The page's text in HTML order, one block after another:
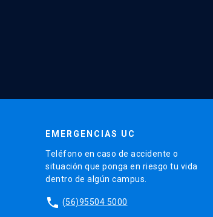
EMERGENCIAS UC
Teléfono en caso de accidente o
situación que ponga en riesgo tu vida
dentro de algún campus.
phone (56)95504 5000